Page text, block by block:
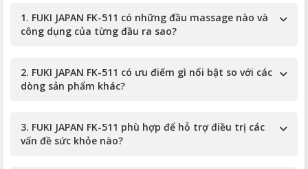
1. FUKI JAPAN FK-511 có những đầu massage nào và
công dụng của từng đầu ra sao?
2. FUKI JAPAN FK-511 có ưu điểm gì nổi bật so với các
dòng sản phẩm khác?
3. FUKI JAPAN FK-511 phù hợp để hỗ trợ điều trị các
vấn đề sức khỏe nào?